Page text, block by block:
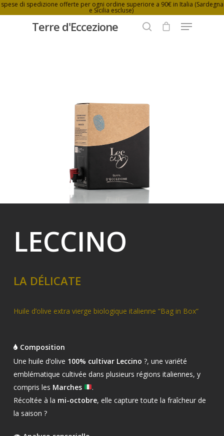
spese di spedizione offerte per ogni ordine superiore a 90€ in Italia (Sardegna
e Sicilia escluse)
Terre d'Eccezione
LECCINO
LA DÉLICATE
Huile d’olive extra vierge biologique italienne “Bag in Box“
Composition
Une huile d’olive 100% cultivar Leccino ?, une variété
emblématique cultivée dans plusieurs régions italiennes, y
compris les Marches
.
Récoltée à la mi-octobre, elle capture toute la fraîcheur de
la saison ?